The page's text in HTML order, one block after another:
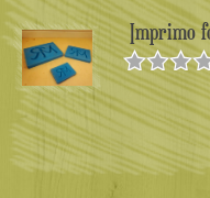
Imprimo
5de